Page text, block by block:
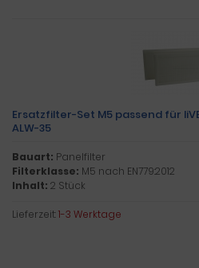
Ersatzfilter-Set M5 passend für
ALW-35
Bauart: Panelfilter
Filterklasse: M5 nach EN779:2012
Inhalt: 2 Stück
Lieferzeit:1-3 Werktage